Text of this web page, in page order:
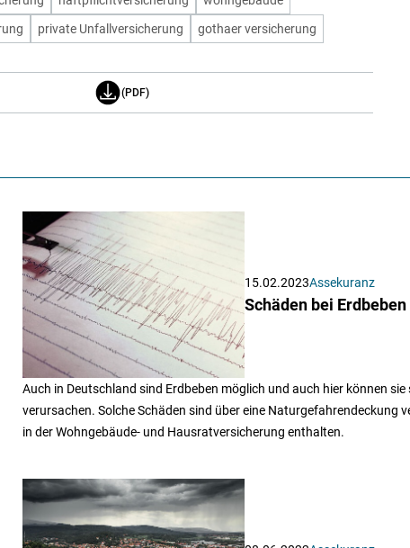
private Unfallversicherung
gothaer versicherung
(PDF)
15.02.2023Assekuranz
Schäden bei
Auch in Deutschland sind Erdbeben möglich und auch hier können
verursachen. Solche Schäden sind über eine Naturgefahrendeckung
in der Wohngebäude- und Hausratversicherung enthalten.